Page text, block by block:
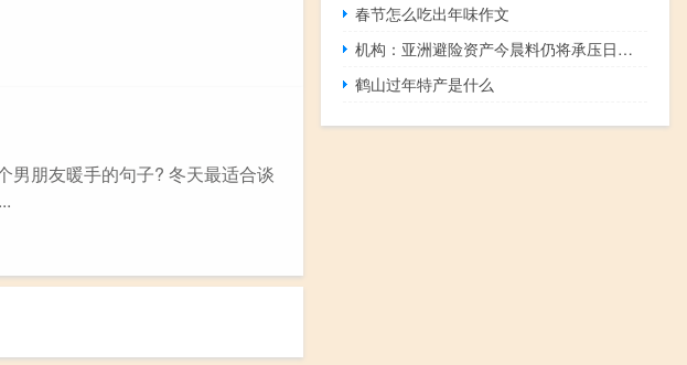
男朋友暖手的句子? 冬天最适合谈
春节怎么吃出年味作文
机构：亚洲避险资产今晨料仍将承压日元是今天的主角
鹤山过年特产是什么